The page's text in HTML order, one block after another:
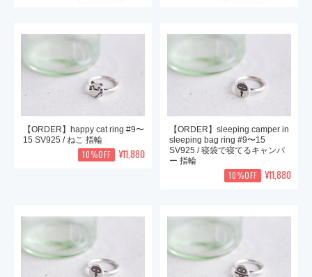
【ORDER】happy cat ring #9〜
15 SV925 / ねこ 指輪
10%OFF ¥11,880
【ORDER】sleeping camper in
sleeping bag ring #9〜15
SV925 / 寝袋で寝てるキャンパ
ー 指輪
10%OFF ¥11,880